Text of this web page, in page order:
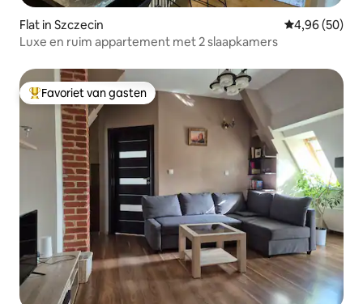
Flat in Szczecin Gemiddelde
4,96 (50)
Luxe en ruim appartement met 2 slaapkamers
Topfavoriet van gasten
Favoriet van gasten